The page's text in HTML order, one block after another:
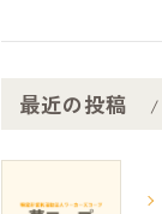
最近の投稿